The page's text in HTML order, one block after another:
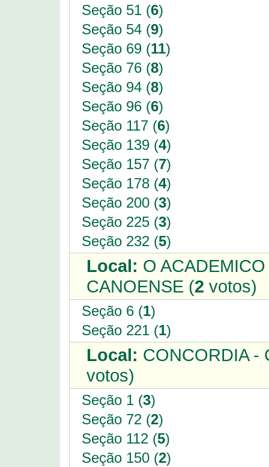
Seção 51 (6)
Seção 54 (9)
Seção 69 (11)
Seção 76 (8)
Seção 94 (8)
Seção 96 (6)
Seção 117 (6)
Seção 139 (4)
Seção 157 (7)
Seção 178 (4)
Seção 200 (3)
Seção 225 (3)
Seção 232 (5)
Local: O
CANOENSE (2 votos)
Seção 6 (1)
Seção 221 (1)
Local: CONCORDIA -
votos)
Seção 1 (3)
Seção 72 (2)
Seção 112 (5)
Seção 150 (2)